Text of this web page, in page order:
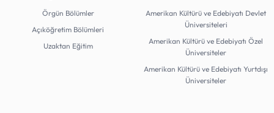
Örgün Bölümler
Açıköğretim Bölümleri
Uzaktan Eğitim
Amerikan Kültürü ve Edebiyatı Devlet
Üniversiteleri
Amerikan Kültürü ve Edebiyatı Özel
Üniversiteler
Amerikan Kültürü ve Edebiyatı Yurtdışı
Üniversiteler